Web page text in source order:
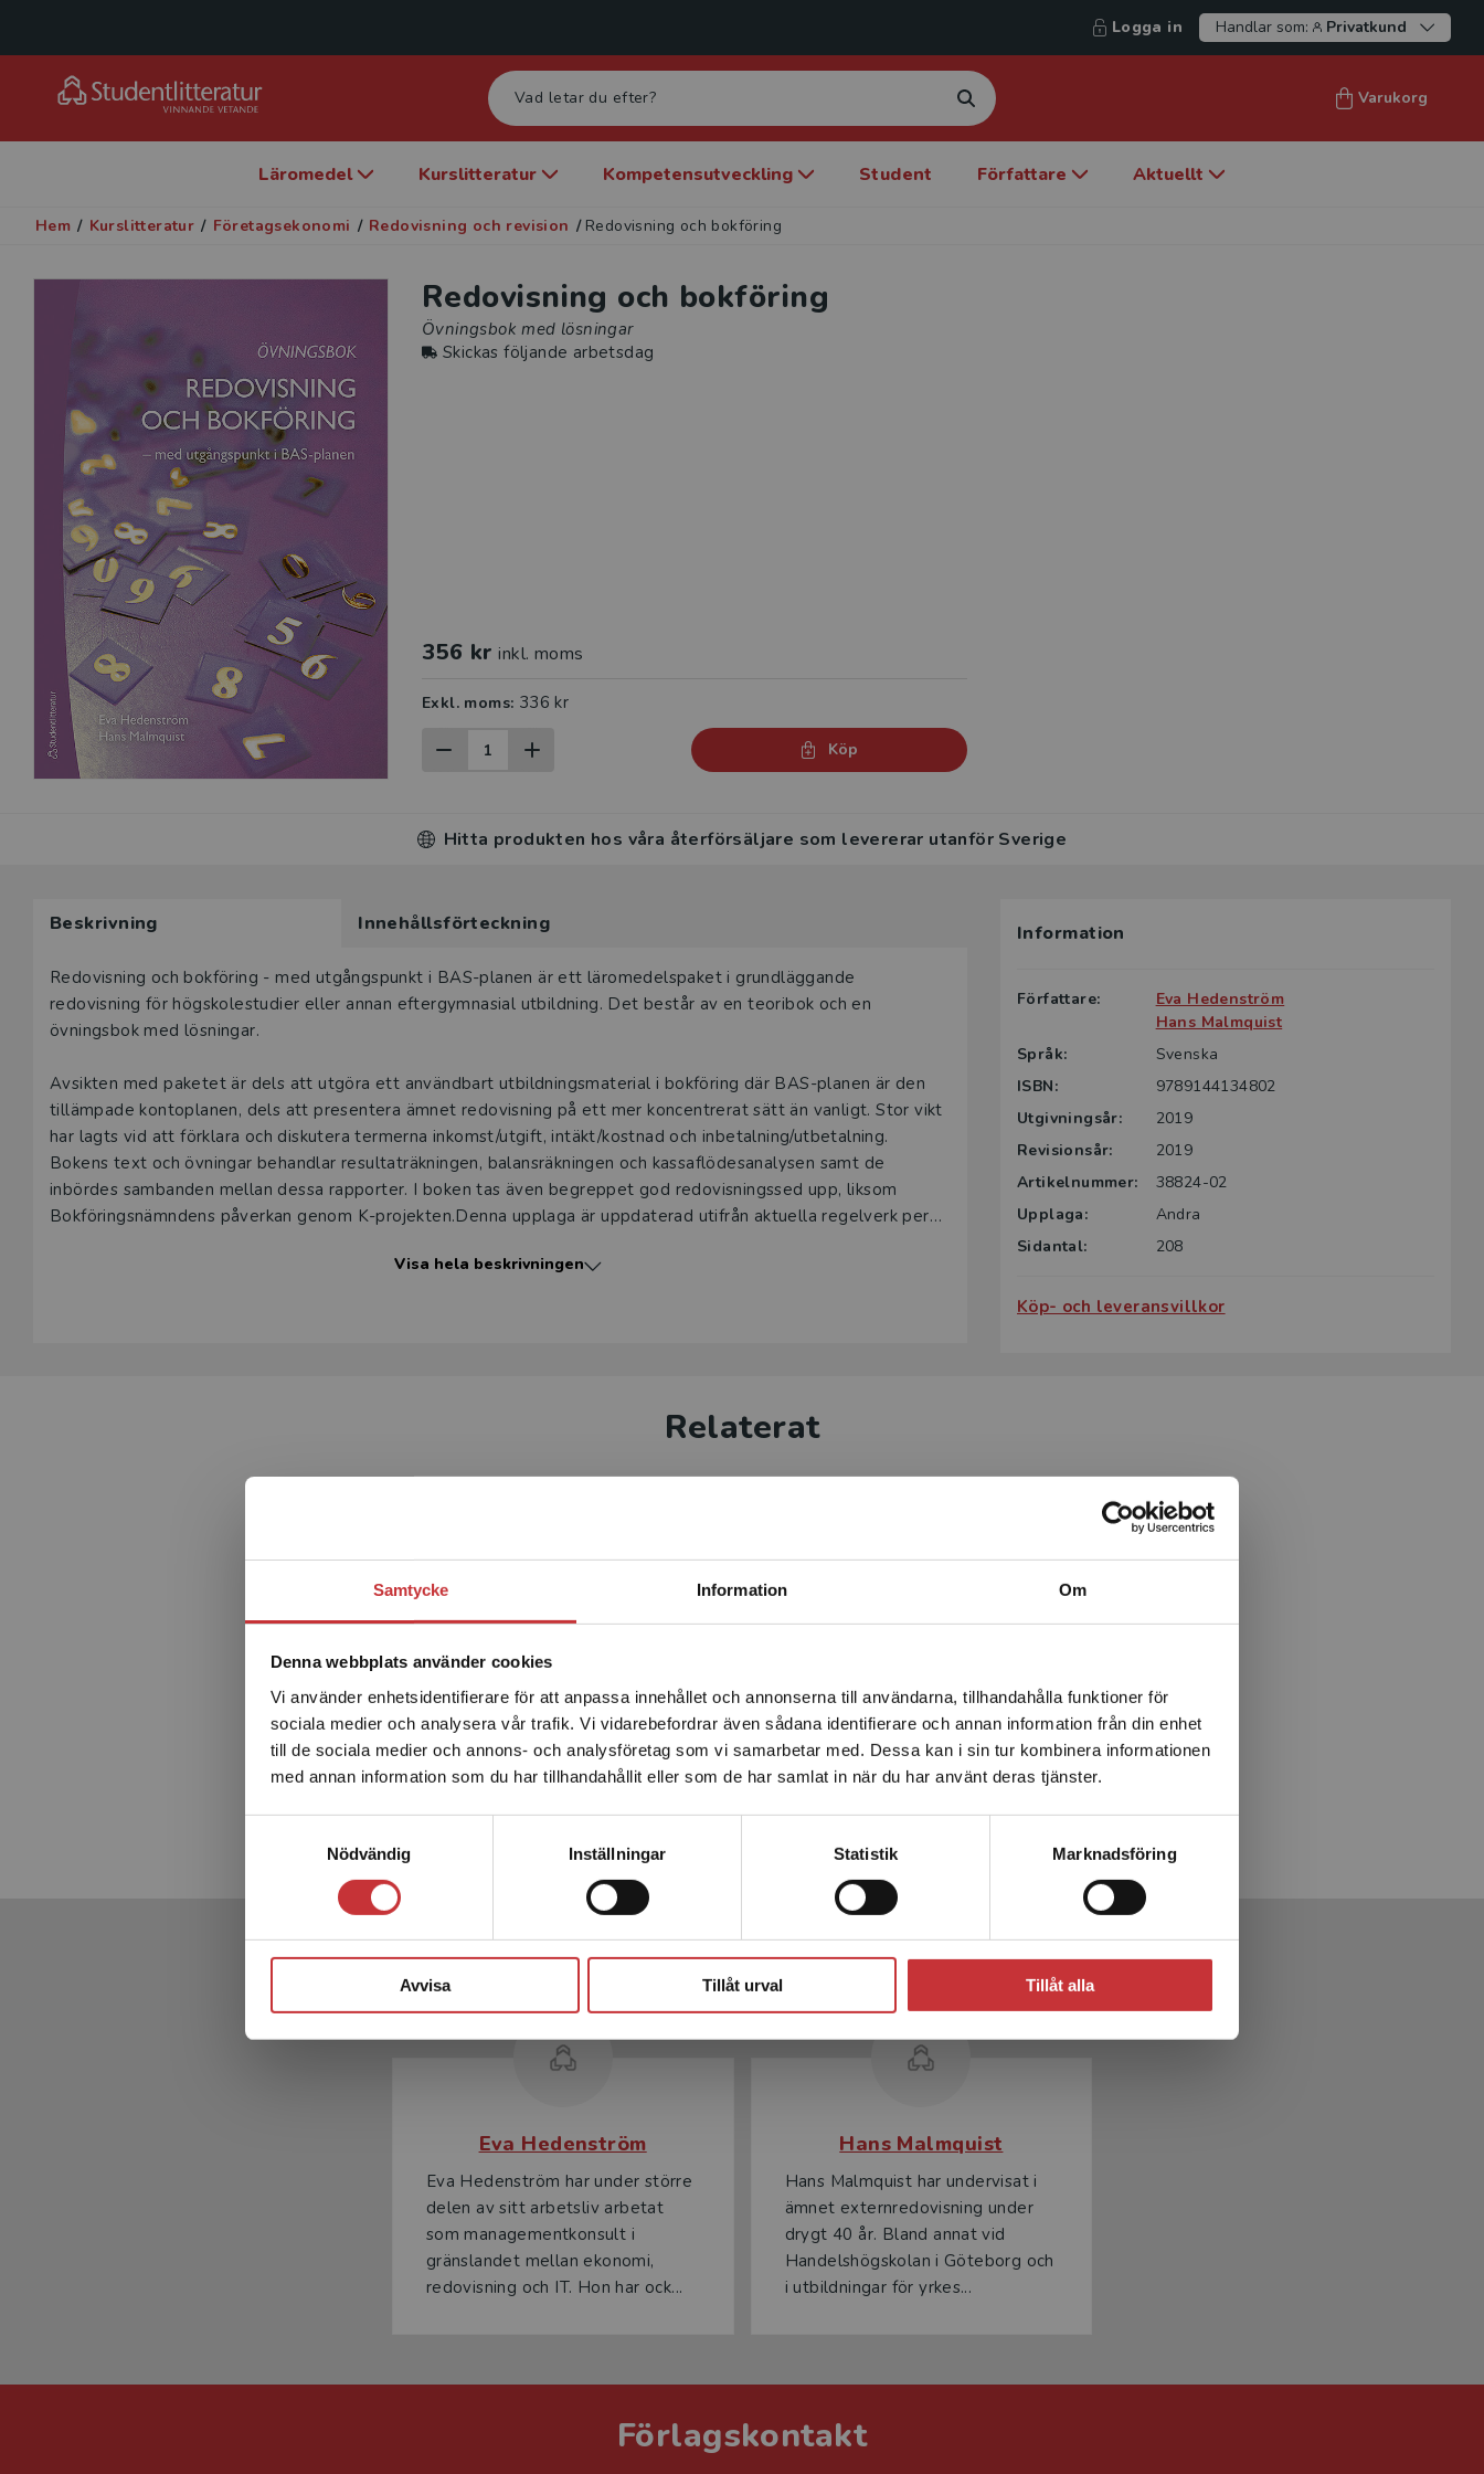
Samtycke Information Om
Denna webbplats använder cookies
Vi använder enhetsidentifierare för att anpassa innehållet och annonserna till användarna, tillhandahålla funktioner för
sociala medier och analysera vår trafik. Vi vidarebefordrar även sådana identifierare och annan information från din enhet
till de sociala medier och annons- och analysföretag som vi samarbetar med. Dessa kan i sin tur kombinera informationen
med annan information som du har tillhandahållit eller som de har samlat in när du har använt deras tjänster.
Nödvändig
Inställningar Statistik Marknadsföring
Avvisa Tillåt urval Tillåt alla
Begränsad fraktregion
Det verkar som att du besöker studentlitteratur.se via en
enhet utanför Sverige. Vi erbjuder inte leveranser utanför
Sverige. För att kunna slutföra ett köp måste
leveransadressen vara i Sverige.Läs mer
Logga in Handlar som: Privatkund
Varukorg
Läromedel Kurslitteratur Kompetensutveckling Student Författare Aktuellt
Hem / Kurslitteratur / Företagsekonomi / Redovisning och revision / Redovisning och bokföring
Redovisning och bokföring
Övningsbok med lösningar
Skickas följande arbetsdag
356 kr inkl. moms
Exkl. moms: 336 kr
Köp
Hitta produkten hos våra återförsäljare som levererar utanför Sverige
Beskrivning Innehållsförteckning
Beskrivning
Redovisning och bokföring - med utgångspunkt i BAS-planen är ett läromedelspaket i grundläggande
redovisning för högskolestudier eller annan eftergymnasial utbildning. Det består av en teoribok och en
övningsbok med lösningar.
Avsikten med paketet är dels att utgöra ett användbart utbildningsmaterial i bokföring där BAS-planen är den
tillämpade kontoplanen, dels att presentera ämnet redovisning på ett mer koncentrerat sätt än vanligt. Stor vikt
har lagts vid att förklara och diskutera termerna inkomst/utgift, intäkt/kostnad och inbetalning/utbetalning.
Bokens text och övningar behandlar resultaträkningen, balansräkningen och kassaflödesanalysen samt de
inbördes sambanden mellan dessa rapporter. I boken tas även begreppet god redovisningssed upp, liksom
Bokföringsnämndens påverkan genom K-projekten.Denna upplaga är uppdaterad utifrån aktuella regelverk per
Visa hela beskrivningen
Information
Författare:
Eva Hedenström
Hans Malmquist
Språk:
Svenska
ISBN:
9789144134802
Utgivningsår:
2019
Revisionsår:
2019
Artikelnummer:
38824-02
Upplaga:
Andra
Sidantal:
208
Köp- och leveransvillkor
Relaterat
Redovisning och bokföring
Hedenström, E - Malmquist, H
Exkl. moms: 271 kr
Författare
Eva Hedenström
Eva Hedenström har under större
delen av sitt arbetsliv arbetat
som managementkonsult i
gränslandet mellan ekonomi,
redovisning och IT. Hon har ock...
Hans Malmquist
Hans Malmquist har undervisat i
ämnet externredovisning under
drygt 40 år. Bland annat vid
Handelshögskolan i Göteborg och
i utbildningar för yrkes...
Förlagskontakt